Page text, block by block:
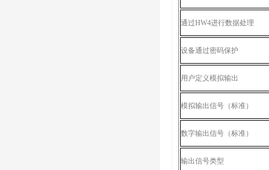
通过HW4进行数据处理
设备通过密码保护
用户定义模拟输出
模拟输出信号（标准）
数字输出信号（标准）
输出信号类型